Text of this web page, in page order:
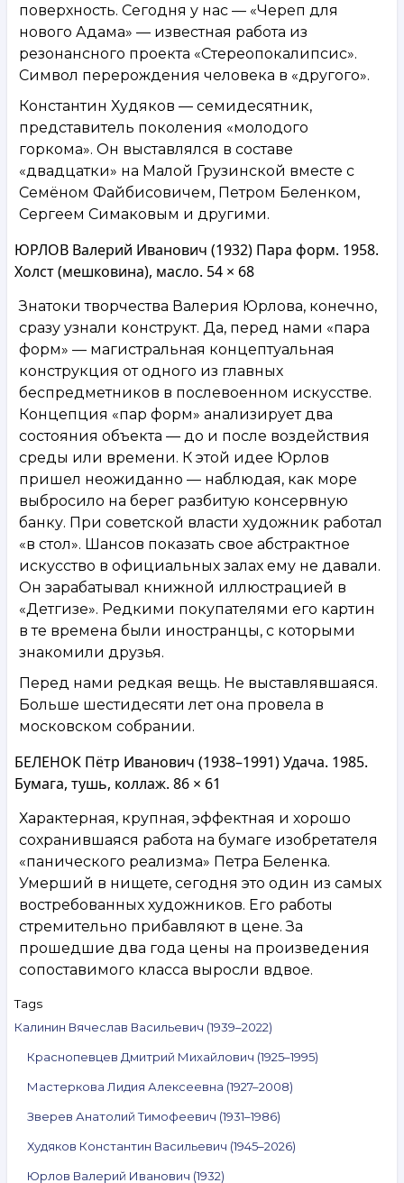
поверхность. Сегодня у нас — «Череп для
нового Адама» — известная работа из
резонансного проекта «Стереопокалипсис».
Символ перерождения человека в «другого».
Константин Худяков — семидесятник,
представитель поколения «молодого
горкома». Он выставлялся в составе
«двадцатки» на Малой Грузинской вместе с
Семёном Файбисовичем, Петром Беленком,
Сергеем Симаковым и другими.
ЮРЛОВ Валерий Иванович (1932) Пара форм. 1958.
Холст (мешковина), масло. 54 × 68
Знатоки творчества Валерия Юрлова, конечно,
сразу узнали конструкт. Да, перед нами «пара
форм» — магистральная концептуальная
конструкция от одного из главных
беспредметников в послевоенном искусстве.
Концепция «пар форм» анализирует два
состояния объекта — до и после воздействия
среды или времени. К этой идее Юрлов
пришел неожиданно — наблюдая, как море
выбросило на берег разбитую консервную
банку. При советской власти художник работал
«в стол». Шансов показать свое абстрактное
искусство в официальных залах ему не давали.
Он зарабатывал книжной иллюстрацией в
«Детгизе». Редкими покупателями его картин
в те времена были иностранцы, с которыми
знакомили друзья.
Перед нами редкая вещь. Не выставлявшаяся.
Больше шестидесяти лет она провела в
московском собрании.
БЕЛЕНОК Пётр Иванович (1938–1991) Удача. 1985.
Бумага, тушь, коллаж. 86 × 61
Характерная, крупная, эффектная и хорошо
сохранившаяся работа на бумаге изобретателя
«панического реализма» Петра Беленка.
Умерший в нищете, сегодня это один из самых
востребованных художников. Его работы
стремительно прибавляют в цене. За
прошедшие два года цены на произведения
сопоставимого класса выросли вдвое.
Tags
Калинин Вячеслав Васильевич (1939–2022)
Краснопевцев Дмитрий Михайлович (1925–1995)
Мастеркова Лидия Алексеевна (1927–2008)
Зверев Анатолий Тимофеевич (1931–1986)
Худяков Константин Васильевич (1945–2026)
Юрлов Валерий Иванович (1932)